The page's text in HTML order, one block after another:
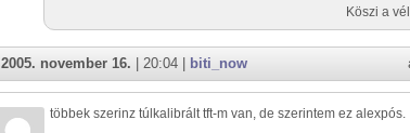
Köszi a
2005. november 16. | 20:04 | biti_now
többek szerinz túlkalibrált tft-m van, de szerintem ez alexpós.